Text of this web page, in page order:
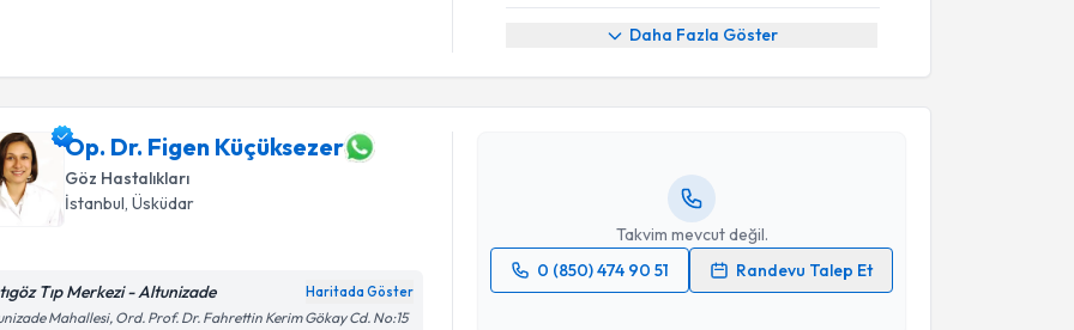
Daha Fazla Göster
Op. Dr. Figen Küçüksezer
Göz Hastalıkları
İstanbul , Üsküdar
Tıp Merkezi - Altunizade Haritada Göster
Mahallesi, Ord. Prof. Dr. Fahrettin Kerim Gökay Cd. No:15
Takvim mevcut değil.
0 (850) 474 90 51
Randevu Talep Et
Randevu Takvimi Talebi